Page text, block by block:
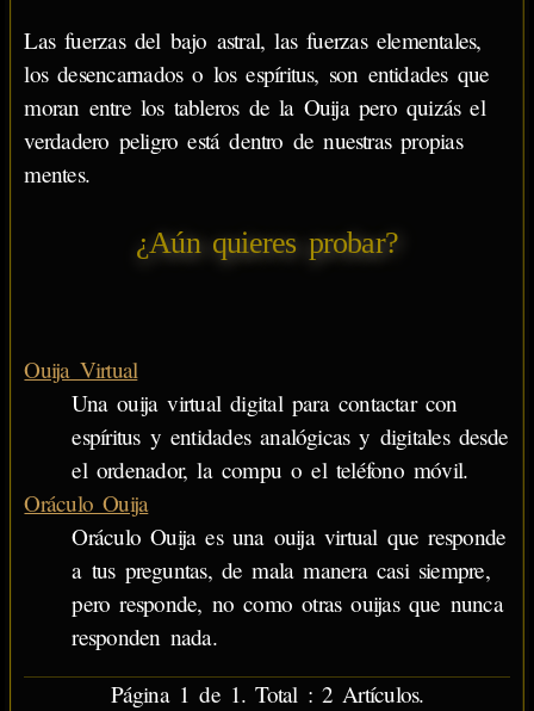
Las fuerzas del bajo astral, las fuerzas elementales,
los desencarnados o los espíritus, son entidades que
moran entre los tableros de la Ouija pero quizás el
verdadero peligro está dentro de nuestras propias
mentes.
¿Aún quieres probar?
Ouija Virtual
Una ouija virtual digital para contactar con
espíritus y entidades analógicas y digitales desde
el ordenador, la compu o el teléfono móvil.
Oráculo Ouija
Oráculo Ouija es una ouija virtual que responde
a tus preguntas, de mala manera casi siempre,
pero responde, no como otras ouijas que nunca
responden nada.
Página 1 de 1. Total : 2 Artículos.